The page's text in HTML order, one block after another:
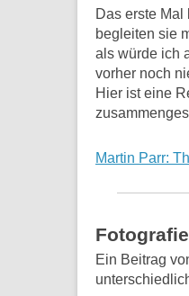
Das erste
begleiten sie
als würde ich
vorher noch
Hier ist eine
Martin Parr:
Ein Beitrag